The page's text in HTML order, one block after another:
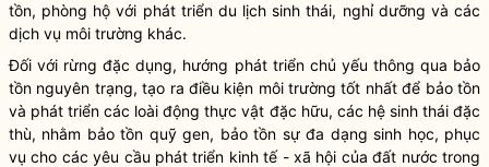
tồn, phòng hộ với phát triển du lịch sinh thái, nghỉ dưỡng và các
dịch vụ môi trường khác.
Đối với rừng đặc dụng, hướng phát triển chủ yếu thông qua bảo
tồn nguyên trạng, tạo ra điều kiện môi trường tốt nhất để bảo tồn
và phát triển các loài động thực vật đặc hữu, các hệ sinh thái đặc
thù, nhằm bảo tồn quỹ gen, bảo tồn sự đa dạng sinh học, phục
vụ cho các yêu cầu phát triển kinh tế - xã hội của đất nước trong